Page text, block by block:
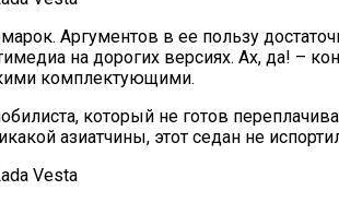
Аргументов в ее пользу
на дорогих версиях. Ах, да! –
комплектующими.
который не готов
азиатчины, этот седан не